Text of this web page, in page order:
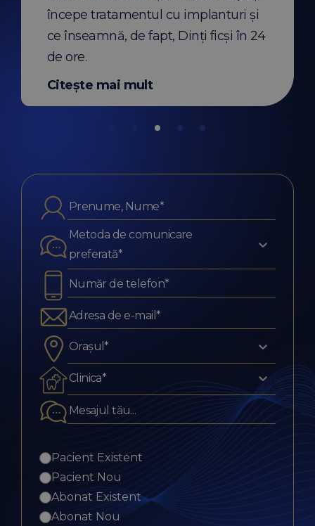
începe tratamentul cu implanturi și
ce înseamnă, de fapt, Dinți ficși în 24
de ore.
Citește mai mult
Metoda de comunicare
preferată*
Orașul*
Clinica*
Pacient Existent
Pacient Nou
Abonat Existent
Abonat Nou